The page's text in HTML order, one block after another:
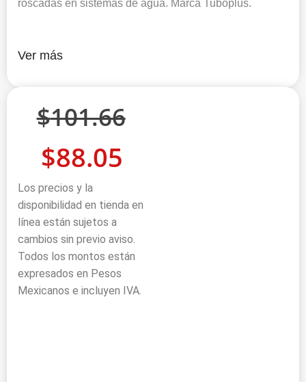
roscadas en sistemas de agua. Marca Tuboplus.
Ver más
$101.66
$88.05
Los precios y la
disponibilidad en tienda en
línea están sujetos a
cambios sin previo aviso.
Todos los montos están
expresados en Pesos
Mexicanos e incluyen IVA.